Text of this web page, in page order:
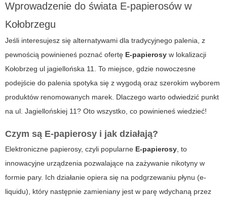
Wprowadzenie do świata E-papierosów w
Kołobrzegu
Jeśli interesujesz się alternatywami dla tradycyjnego palenia, z
pewnością powinieneś poznać ofertę E-papierosy w lokalizacji
Kołobrzeg ul jagiellońska 11. To miejsce, gdzie nowoczesne
podejście do palenia spotyka się z wygodą oraz szerokim wyborem
produktów renomowanych marek. Dlaczego warto odwiedzić punkt
na ul. Jagiellońskiej 11? Oto wszystko, co powinieneś wiedzieć!
Czym są E-papierosy i jak działają?
Elektroniczne papierosy, czyli popularne E-papierosy, to
innowacyjne urządzenia pozwalające na zażywanie nikotyny w
formie pary. Ich działanie opiera się na podgrzewaniu płynu (e-
liquidu), który następnie zamieniany jest w parę wdychaną przez